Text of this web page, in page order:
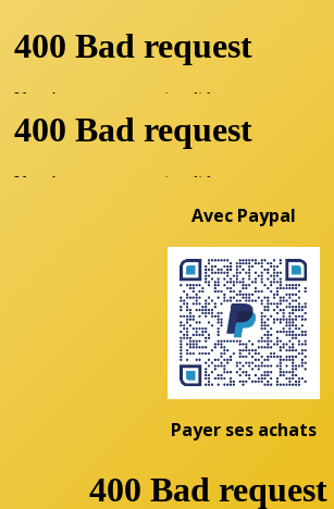
Avec Paypal
Payer ses achats